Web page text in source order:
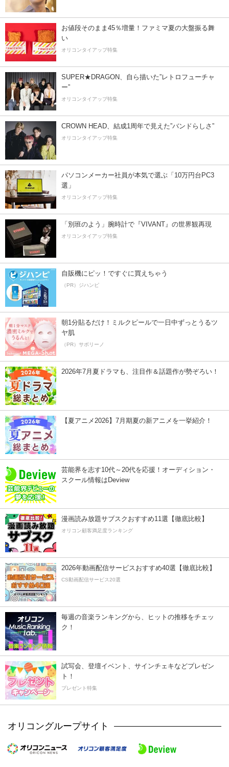
お値段そのまま45％増量！ファミマ夏の大盤振る舞
い
オリコンタイアップ特集
SUPER★DRAGON、自ら描いた”レトロフューチャ
ー”
オリコンタイアップ特集
CROWN HEAD、結成1周年で見えた”バンドらしさ”
オリコンタイアップ特集
パソコンメーカー社員が本気で選ぶ「10万円台PC3
選」
オリコンタイアップ特集
「別班のよう」腕時計で『VIVANT』の世界観再現
オリコンタイアップ特集
自販機にピッ！ですぐに買えちゃう
（PR）ジハンピ
朝1分貼るだけ！ミルクピールで一日中ずっとうるツ
ヤ肌
（PR）サボリーノ
2026年7月夏ドラマも、注目作＆話題作が勢ぞろい！
【夏アニメ2026】7月期夏の新アニメを一挙紹介！
芸能界を志す10代～20代を応援！オーディション・
スクール情報はDeview
漫画読み放題サブスクおすすめ11選【徹底比較】
オリコン顧客満足度ランキング
2026年動画配信サービスおすすめ40選【徹底比較】
CS動画配信サービス20選
毎週の音楽ランキングから、ヒットの推移をチェッ
ク！
試写会、登壇イベント、サインチェキなどプレゼン
ト！
プレゼント特集
オリコングループサイト